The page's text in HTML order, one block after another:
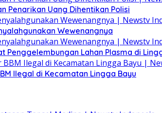
Penarikan Uang Dihentikan Polisi
Wewenangnya
Penggelembungan Lahan Plasma di
Ilegal di Kecamatan Lingga Bayu